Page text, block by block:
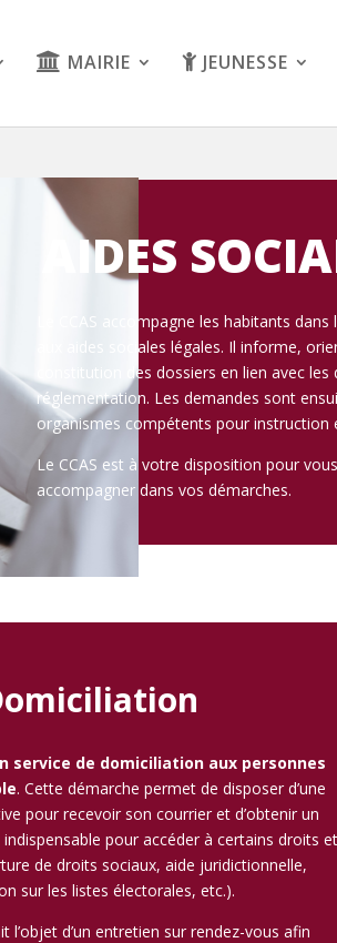
MAIRIE JEUNESSE
AIDES
Le CCAS accompagne les habitants
aux aides sociales légales. Il informe,
constitution des dossiers en lien avec
réglementation. Les demandes sont
organismes compétents pour instruction
Le CCAS est à votre disposition pour
accompagner dans vos démarches.
service de domiciliation aux personnes
. Cette démarche permet de disposer d’une
pour recevoir son courrier et d’obtenir un
pour accéder à certains droits et
de droits sociaux, aide juridictionnelle,
sur les listes électorales, etc.).
l’objet d’un entretien sur rendez-vous afin